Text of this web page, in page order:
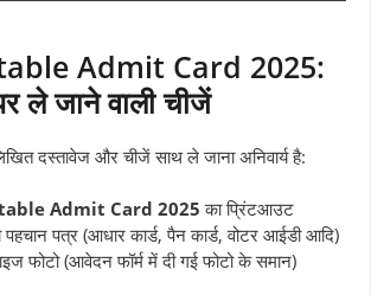
Admit Card 2025:
ले जाने वाली चीजें
दस्तावेज और चीजें साथ ले जाना अनिवार्य है:
Admit Card 2025 का प्रिंटआउट
पत्र (आधार कार्ड, पैन कार्ड, वोटर आईडी आदि)
फोटो (आवेदन फॉर्म में दी गई फोटो के समान)